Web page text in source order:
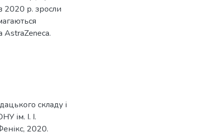
2020 р. зросли
AstraZeneca.
складу і
ім. І. І.
2020.